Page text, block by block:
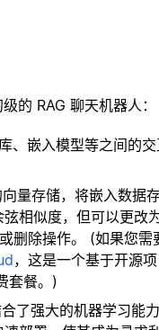
的 RAG 聊天机器人：
、嵌入模型等之间的
向量存储，将嵌入数据
弦相似度，但可以更
删除操作。 (如果您需
，这是一个基于开源项
套餐。)
了强大的机器学习能